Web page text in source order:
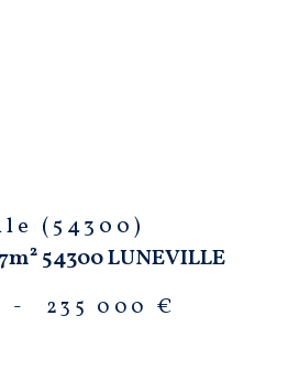
(54300)
54300 LUNEVILLE
- 235 000 €